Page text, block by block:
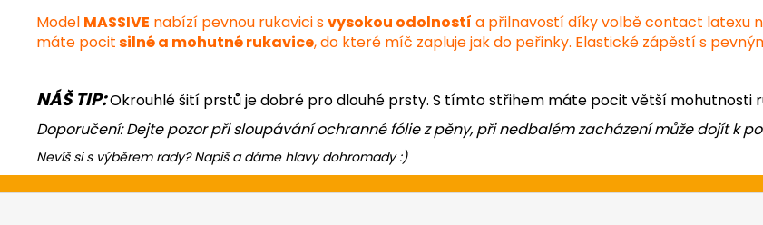
Model MASSIVE nabízí pevnou rukavici svysokou odolností a přilnavostí díky volbě contact latexu
máte pocitsilné a mohutné rukavice, do které míč zapluje jak do peřinky. Elastické zápěstí s
NÁŠ TIP:Okrouhlé šití prstů je dobré pro dlouhé prsty. S tímto střihem máte pocit větší mohutnosti
Doporučení: Dejte pozor při sloupávání ochranné fólie z pěny, při nedbalém zacházení může dojít k
Nevíš si s výběrem rady? Napiš a dáme hlavy dohromady :)
Z